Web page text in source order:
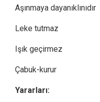
Aşınmaya dayanıklınıdır
Leke tutmaz
Işık geçirmez
Çabuk-kurur
Yararları: